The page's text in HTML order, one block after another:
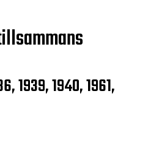
1939, 1940, 1961,